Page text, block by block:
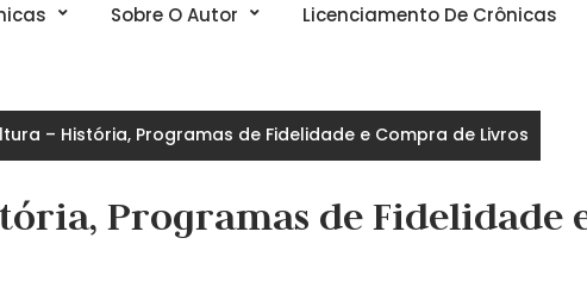
Sobre O Autor Licenciamento De Crônicas
– História, Programas de Fidelidade e Compra de Livros
Programas de Fidelidade